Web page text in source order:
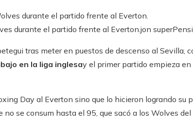
durante el partido frente al Everton.jon super
tras meter en puestos de descenso al Sevilla,
en la liga inglesay el primer partido empieza en
Day al Everton sino que lo hicieron logrando su
se consum hasta el 95, que sacó a los Wolves del